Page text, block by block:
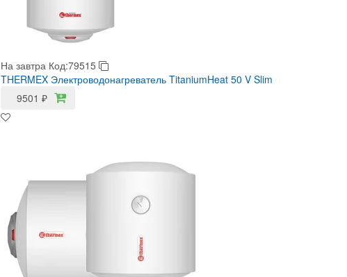
На завтра Код:79515
THERMEX Электроводонагреватель TitaniumHeat 50 V Slim
9501 ₽